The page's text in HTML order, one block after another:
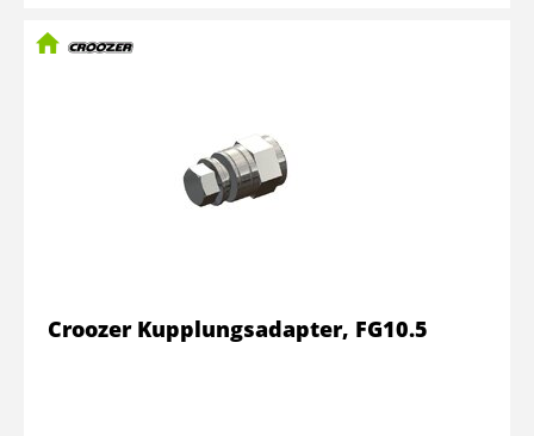
Croozer Kupplungsadapter, FG10.5